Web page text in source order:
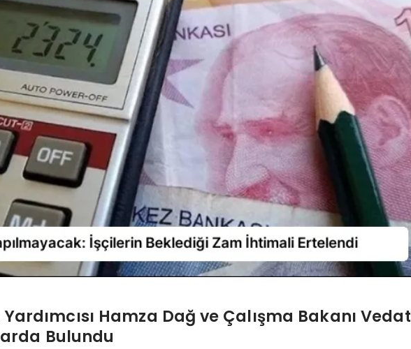
Hamza Dağ ve Çalışma Bakanı Vedat
Bulundu